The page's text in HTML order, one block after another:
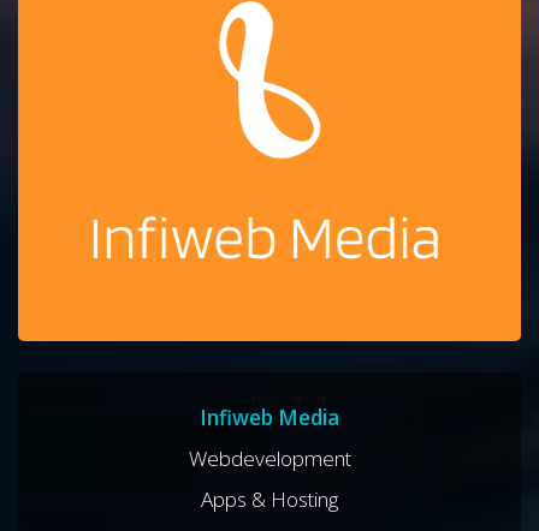
Infiweb Media
Webdevelopment
Apps & Hosting